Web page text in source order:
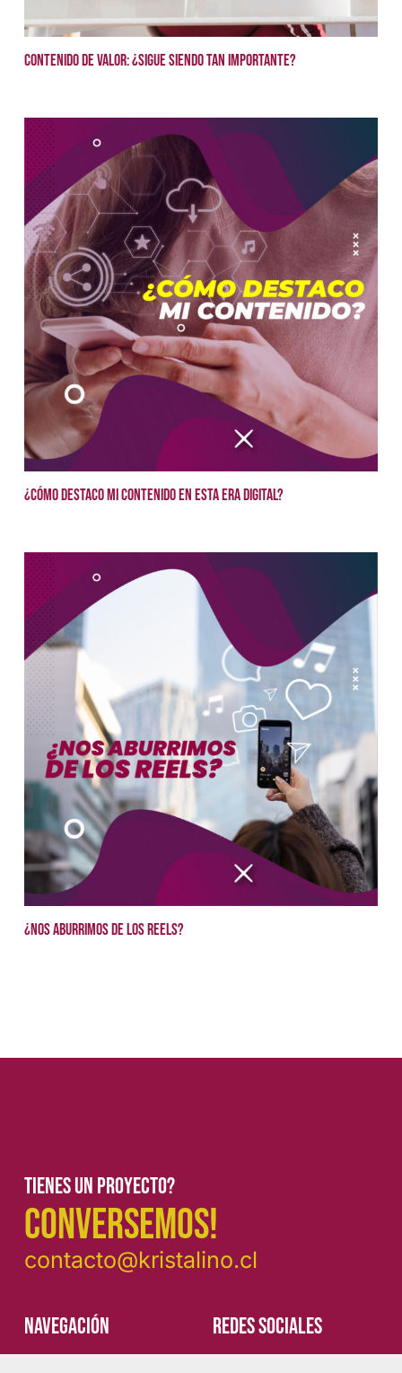
Contenido de Valor: ¿sigue siendo tan importante?
¿Cómo destaco mi contenido en esta era digital?
¿Nos aburrimos de los reels?
Tienes un proyecto?
CONVERSEMOS!
contacto@kristalino.cl
Navegación REDES SOCIALES